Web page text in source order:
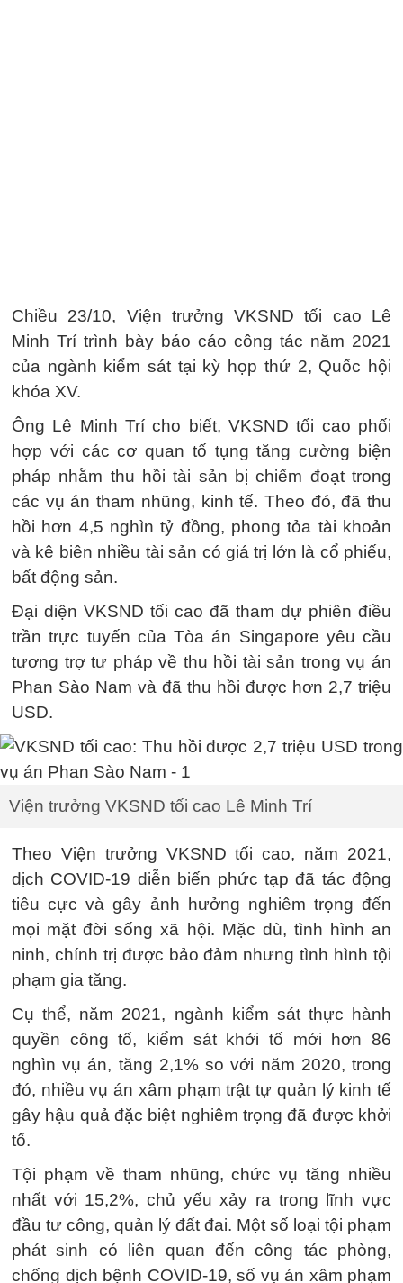
Chiều 23/10, Viện trưởng VKSND tối cao Lê
Minh Trí trình bày báo cáo công tác năm 2021
của ngành kiểm sát tại kỳ họp thứ 2, Quốc hội
khóa XV.
Ông Lê Minh Trí cho biết, VKSND tối cao phối
hợp với các cơ quan tố tụng tăng cường biện
pháp nhằm thu hồi tài sản bị chiếm đoạt trong
các vụ án tham nhũng, kinh tế. Theo đó, đã thu
hồi hơn 4,5 nghìn tỷ đồng, phong tỏa tài khoản
và kê biên nhiều tài sản có giá trị lớn là cổ phiếu,
bất động sản.
Đại diện VKSND tối cao đã tham dự phiên điều
trần trực tuyến của Tòa án Singapore yêu cầu
tương trợ tư pháp về thu hồi tài sản trong vụ án
Phan Sào Nam và đã thu hồi được hơn 2,7 triệu
USD.
Viện trưởng VKSND tối cao Lê Minh Trí
Theo Viện trưởng VKSND tối cao, năm 2021,
dịch COVID-19 diễn biến phức tạp đã tác động
tiêu cực và gây ảnh hưởng nghiêm trọng đến
mọi mặt đời sống xã hội. Mặc dù, tình hình an
ninh, chính trị được bảo đảm nhưng tình hình tội
phạm gia tăng.
Cụ thể, năm 2021, ngành kiểm sát thực hành
quyền công tố, kiểm sát khởi tố mới hơn 86
nghìn vụ án, tăng 2,1% so với năm 2020, trong
đó, nhiều vụ án xâm phạm trật tự quản lý kinh tế
gây hậu quả đặc biệt nghiêm trọng đã được khởi
tố.
Tội phạm về tham nhũng, chức vụ tăng nhiều
nhất với 15,2%, chủ yếu xảy ra trong lĩnh vực
đầu tư công, quản lý đất đai. Một số loại tội phạm
phát sinh có liên quan đến công tác phòng,
chống dịch bệnh COVID-19, số vụ án xâm phạm